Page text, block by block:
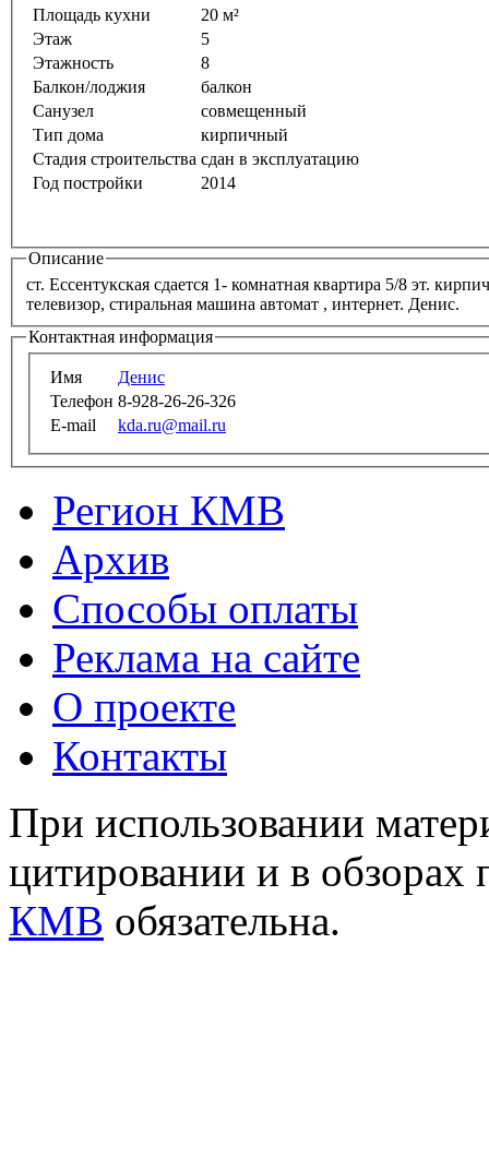
Площадь кухни
20 м²
Этаж
5
Этажность
8
Балкон/лоджия
балкон
Санузел
совмещенный
Тип дома
кирпичный
Стадия строительства сдан в эксплуатацию
Год постройки
2014
Описание
ст. Ессентукская сдается 1- комнатная квартира 5/8 эт. кирпичного дома 50 кв м, комната 18 кв м, кухня 20 кв м новый ремонт, мебель, холодильник,
телевизор, стиральная машина автомат , интернет. Денис.
Контактная информация
Имя
Денис
Телефон 8-928-26-26-326
E-mail
kda.ru@mail.ru
Регион КМВ
Архив
Способы оплаты
Реклама на сайте
О проекте
Контакты
При использовании
цитировании и в обзорах
КМВ обязательна.